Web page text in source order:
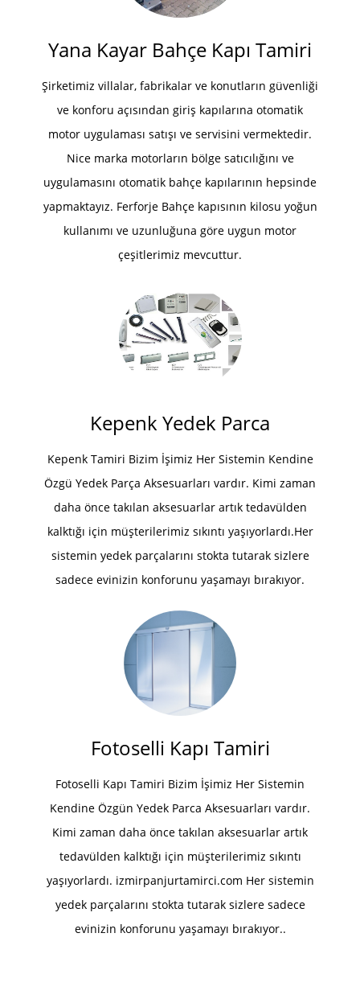
Yana Kayar Bahçe Kapı Tamiri
Şirketimiz villalar, fabrikalar ve konutların güvenliği
ve konforu açısından giriş kapılarına otomatik
motor uygulaması satışı ve servisini vermektedir.
Nice marka motorların bölge satıcılığını ve
uygulamasını otomatik bahçe kapılarının hepsinde
yapmaktayız. Ferforje Bahçe kapısının kilosu yoğun
kullanımı ve uzunluğuna göre uygun motor
çeşitlerimiz mevcuttur.
Kepenk Yedek Parca
Kepenk Tamiri Bizim İşimiz Her Sistemin Kendine
Özgü Yedek Parça Aksesuarları vardır. Kimi zaman
daha önce takılan aksesuarlar artık tedavülden
kalktığı için müşterilerimiz sıkıntı yaşıyorlardı.Her
sistemin yedek parçalarını stokta tutarak sizlere
sadece evinizin konforunu yaşamayı bırakıyor.
Fotoselli Kapı Tamiri
Fotoselli Kapı Tamiri Bizim İşimiz Her Sistemin
Kendine Özgün Yedek Parca Aksesuarları vardır.
Kimi zaman daha önce takılan aksesuarlar artık
tedavülden kalktığı için müşterilerimiz sıkıntı
yaşıyorlardı. izmirpanjurtamirci.com Her sistemin
yedek parçalarını stokta tutarak sizlere sadece
evinizin konforunu yaşamayı bırakıyor..